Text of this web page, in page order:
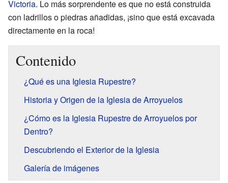
Victoria. Lo más sorprendente es que no está construida
con ladrillos o piedras añadidas, ¡sino que está excavada
directamente en la roca!
Contenido
¿Qué es una Iglesia Rupestre?
Historia y Origen de la Iglesia de Arroyuelos
¿Cómo es la Iglesia Rupestre de Arroyuelos por
Dentro?
Descubriendo el Exterior de la Iglesia
Galería de imágenes